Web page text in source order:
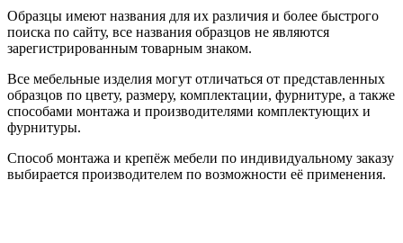
Образцы имеют названия для их различия и более быстрого
поиска по сайту, все названия образцов не являются
зарегистрированным товарным знаком.
Все мебельные изделия могут отличаться от представленных
образцов по цвету, размеру, комплектации, фурнитуре, а также
способами монтажа и производителями комплектующих и
фурнитуры.
Способ монтажа и крепёж мебели по индивидуальному заказу
выбирается производителем по возможности её применения.